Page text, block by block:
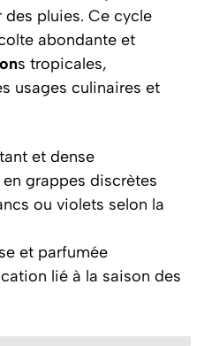
pluies. Ce cycle
abondante et
s tropicales,
usages culinaires et
et dense
grappes discrètes
ou violets selon la
et parfumée
lié à la saison des